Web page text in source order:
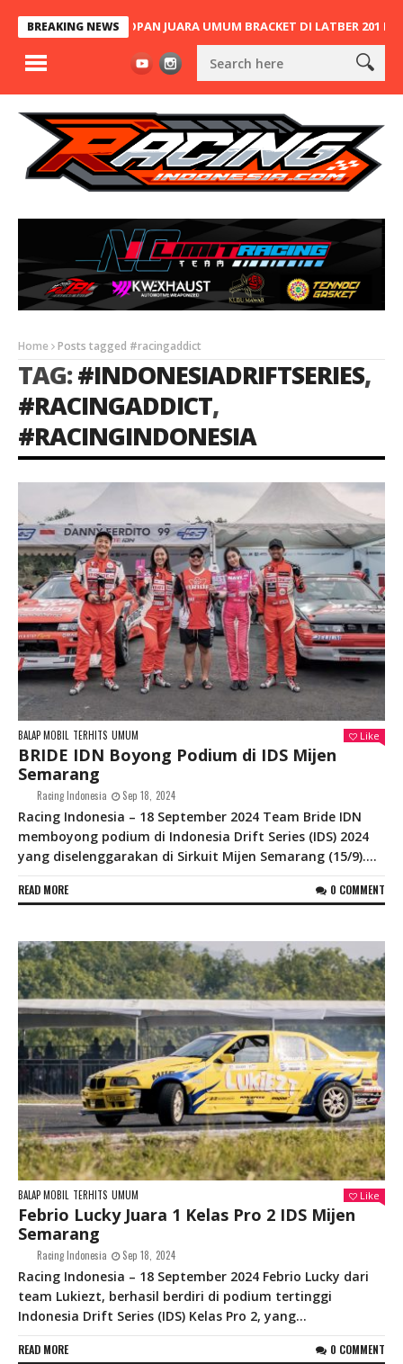
BREAKING NEWS
PODIUM, JOPAN JUARA UMUM BRACKET DI LATBER 201 DRAG
Home Posts tagged #racingaddict
TAG:#INDONESIADRIFTSERIES,
#RACINGADDICT,
#RACINGINDONESIA
BALAP MOBIL TERHITS UMUM Like
BRIDE IDN Boyong Podium di IDS Mijen
Semarang
Racing Indonesia Sep 18, 2024
Racing Indonesia – 18 September 2024 Team Bride IDN
memboyong podium di Indonesia Drift Series (IDS) 2024
yang diselenggarakan di Sirkuit Mijen Semarang (15/9)....
READ MORE 0 COMMENT
BALAP MOBIL TERHITS UMUM Like
Febrio Lucky Juara 1 Kelas Pro 2 IDS Mijen
Semarang
Racing Indonesia Sep 18, 2024
Racing Indonesia – 18 September 2024 Febrio Lucky dari
team Lukiezt, berhasil berdiri di podium tertinggi
Indonesia Drift Series (IDS) Kelas Pro 2, yang...
READ MORE 0 COMMENT